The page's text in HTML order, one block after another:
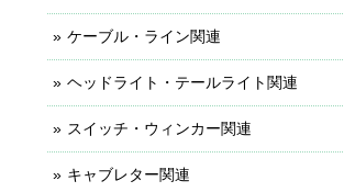
ケーブル・ライン関連
ヘッドライト・テールライト関連
スイッチ・ウィンカー関連
キャブレター関連